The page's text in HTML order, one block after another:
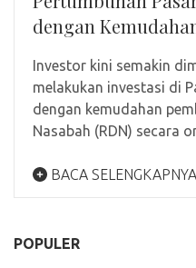
dengan
Investor kini semakin
melakukan investasi di
dengan kemudahan
Nasabah (RDN) secara
BACA SELENGKAPNYA
POPULER